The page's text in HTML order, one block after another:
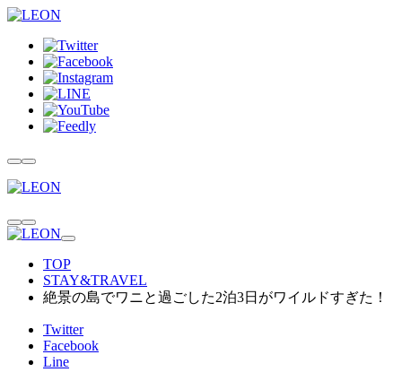
TOP
STAY&TRAVEL
絶景の島でワニと過ごした2泊3日がワイルドすぎた！
Twitter
Facebook
Line